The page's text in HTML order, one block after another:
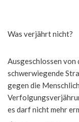
Was verjährt nicht?
Ausgeschlossen von
schwerwiegende
gegen die
es darf nicht mehr